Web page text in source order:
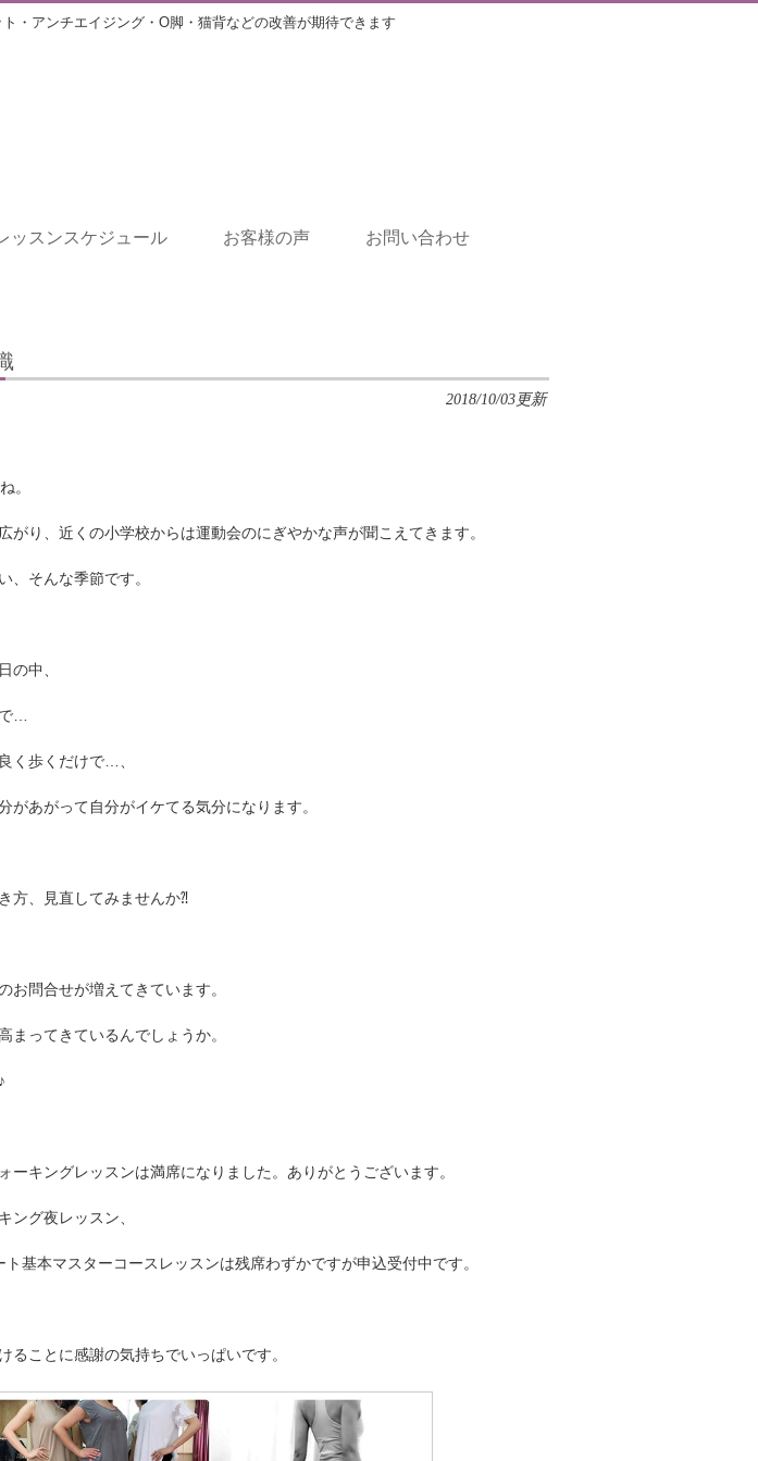
・アンチエイジング・O脚・猫背などの改善が期待できます
ッスンスケジュール お客様の声 お問い合わせ
2018/10/03更新
。
がり、近くの小学校からは運動会のにぎやかな声が聞こえてきます。
、そんな季節です。
の中、
…
く歩くだけで…、
があがって自分がイケてる気分になります。
方、見直してみませんか⁈
お問合せが増えてきています。
まってきているんでしょうか。
ーキングレッスンは満席になりました。ありがとうございます。
ング夜レッスン、
基本マスターコースレッスンは残席わずかですが申込受付中です。
ることに感謝の気持ちでいっぱいです。